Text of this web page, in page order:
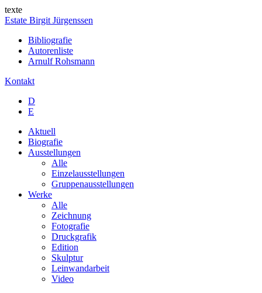
texte
Estate Birgit Jürgenssen
Bibliografie
Autorenliste
Arnulf Rohsmann
Kontakt
D
E
Aktuell
Biografie
Ausstellungen
Alle
Einzelausstellungen
Gruppenausstellungen
Werke
Alle
Zeichnung
Fotografie
Druckgrafik
Edition
Skulptur
Leinwandarbeit
Video